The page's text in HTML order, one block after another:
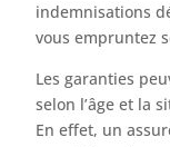
indemnisations
vous empruntez
Les garanties
selon l’âge et la
En effet, un